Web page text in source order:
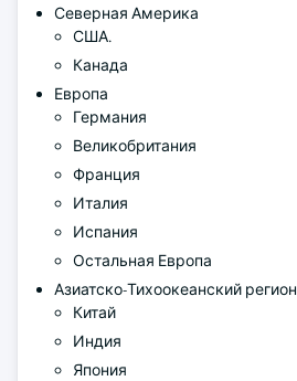
Северная Америка
США.
Канада
Европа
Германия
Великобритания
Франция
Италия
Испания
Остальная Европа
Азиатско-Тихоокеанский регион
Китай
Индия
Япония